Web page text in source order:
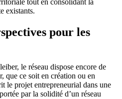
tout en consolidant la
existants.
pour les
le réseau dispose encore de
que ce soit en création ou en
le projet entrepreneurial dans une
par la solidité d’un réseau